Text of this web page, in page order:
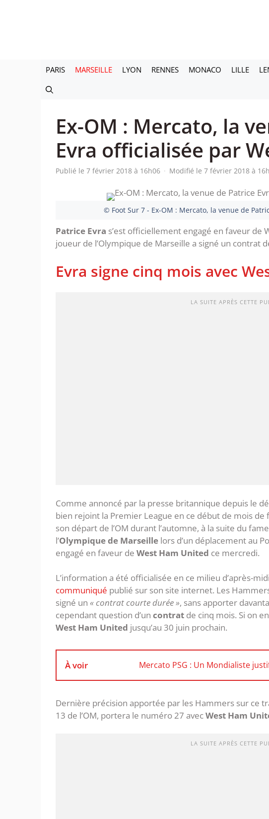
PARIS MARSEILLE LYON RENNES MONACO LILLE
Ex-OM : Mercato, la
Evra officialisée par
Publié le 7 février 2018 à 16h06 · Modifié le 7 février 2018 à
© Foot Sur 7 - Ex-OM : Mercato, la venue de
Patrice Evra s’est officiellement engagé en faveur de
joueur de l’Olympique de Marseille a signé un contrat
Evra signe cinq mois avec
LA SUITE APRÈS CETTE
Comme annoncé par la presse britannique depuis le
bien rejoint la Premier League en ce début de mois
son départ de l’OM durant l’automne, à la suite du
l’Olympique de Marseille lors d’un déplacement au
engagé en faveur de West Ham United ce mercredi.
L’information a été officialisée en ce milieu d’après-
communiqué publié sur son site internet. Les
signé un « contrat courte durée », sans apporter
cependant question d’un contrat de cinq mois. Si on
West Ham United jusqu’au 30 juin prochain.
À voir Mercato PSG : Un Mondialiste
Dernière précision apportée par les Hammers sur ce
13 de l’OM, portera le numéro 27 avecWest Ham
LA SUITE APRÈS CETTE